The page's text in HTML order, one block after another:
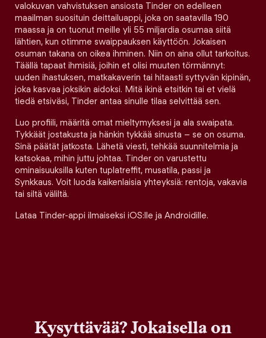
valokuvan vahvistuksen ansiosta Tinder on edelleen
maailman suosituin deittailuappi, joka on saatavilla 190
maassa ja on tuonut meille yli 55 miljardia osumaa siitä
lähtien, kun otimme swaippauksen käyttöön. Jokaisen
osuman takana on oikea ihminen. Niin on aina ollut tarkoitus.
Täällä tapaat ihmisiä, joihin et olisi muuten törmännyt:
uuden ihastuksen, matkakaverin tai hitaasti syttyvän kipinän,
joka kasvaa joksikin aidoksi. Mitä ikinä etsitkin tai et vielä
tiedä etsiväsi, Tinder antaa sinulle tilaa selvittää sen.
Luo profiili, määritä omat mieltymyksesi ja ala swaipata.
Tykkäät jostakusta ja hänkin tykkää sinusta – se on osuma.
Sinä päätät jatkosta. Lähetä viesti, tehkää suunnitelmia ja
katsokaa, mihin juttu johtaa. Tinder on varustettu
ominaisuuksilla kuten tuplatreffit, musatila, passi ja
Synkkaus. Voit luoda kaikenlaisia yhteyksiä: rentoja, vakavia
tai siltä väliltä.
Lataa Tinder-appi ilmaiseksi iOS:lle ja Androidille.
Kysyttävää? Jokaisella on